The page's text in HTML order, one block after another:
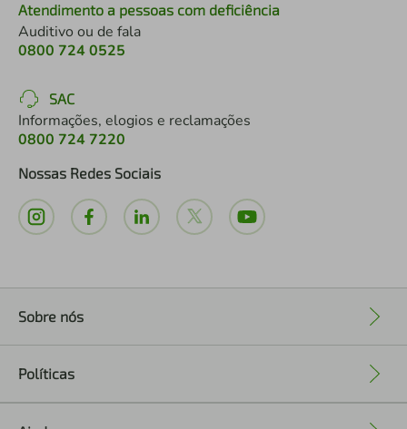
Atendimento a pessoas com deficiência
Auditivo ou de fala
0800 724 0525
SAC
Informações, elogios e reclamações
0800 724 7220
Nossas Redes Sociais
Sobre nós
Políticas